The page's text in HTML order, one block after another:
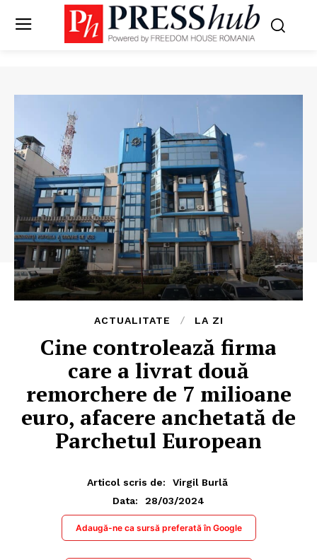
ACTUALITATE LA ZI
Cine controlează firma
care a livrat două
remorchere de 7 milioane
euro, afacere anchetată de
Parchetul European
Articol scris de:
Virgil Burlă
Data:
28/03/2024
Adaugă-ne ca sursă preferată în Google